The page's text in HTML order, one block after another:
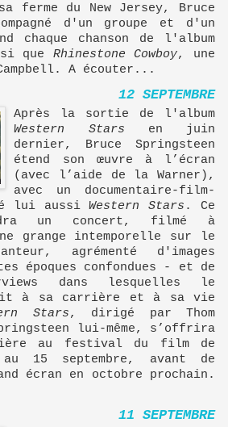
ferme du New Jersey, Bruce
d'un groupe et d'un
chaque chanson de l'album
que Rhinestone Cowboy, une
A écouter...
12 SEPTEMBRE
Après la sortie de l'album
Western Stars en juin
dernier, Bruce Springsteen
étend son œuvre à l’écran
(avec l’aide de la Warner),
avec un documentaire-film-
lui aussiWestern Stars . Ce
un concert, filmé à
grange intemporelle sur le
agrémenté d'images
époques confondues - et de
dans lesquelles le
à sa carrière et à sa vie
Stars, dirigé par Thom
lui-même, s’offrira
au festival du film de
15 septembre, avant de
écran en octobre prochain.
11 SEPTEMBRE